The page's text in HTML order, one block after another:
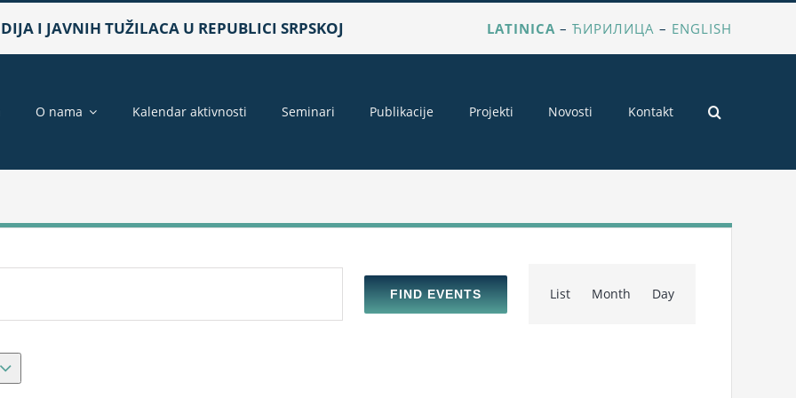
I JAVNIH TUŽILACA U REPUBLICI SRPSKOJ LATINICA –ЋИРИЛИЦА – ENGLISH
O nama Kalendar aktivnosti Seminari Publikacije Projekti Novosti Kontakt
FIND EVENTS
Views
List Month Day